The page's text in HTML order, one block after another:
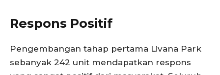
Respons Positif
Pengembangan tahap pertama Livana Park
sebanyak 242 unit mendapatkan respons